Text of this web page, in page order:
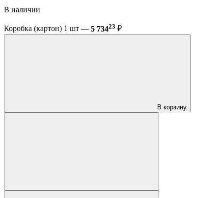
В наличии
Коробка (картон) 1 шт — 5 73423 ₽
В корзину